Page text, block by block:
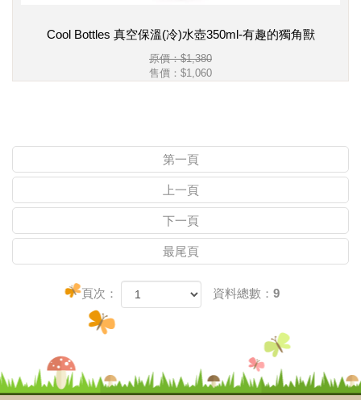
Cool Bottles 真空保溫(冷)水壺350ml-有趣的獨角獸
原價：$1,380
售價： $1,060
第一頁
上一頁
下一頁
最尾頁
頁次： 資料總數：9